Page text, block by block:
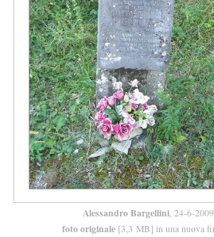
Alessandro Bargellini, 24-6-2009
foto originale [3,3 MB] in una nuova